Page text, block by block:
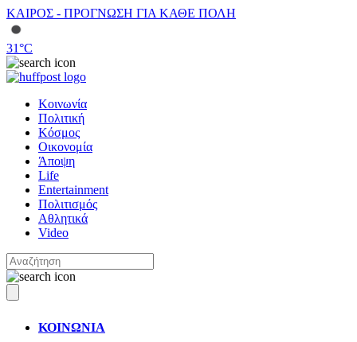
ΚΑΙΡΟΣ - ΠΡΟΓΝΩΣΗ ΓΙΑ ΚΑΘΕ ΠΟΛΗ
31°C
Κοινωνία
Πολιτική
Κόσμος
Οικονομία
Άποψη
Life
Entertainment
Πολιτισμός
Αθλητικά
Video
ΚΟΙΝΩΝΙΑ